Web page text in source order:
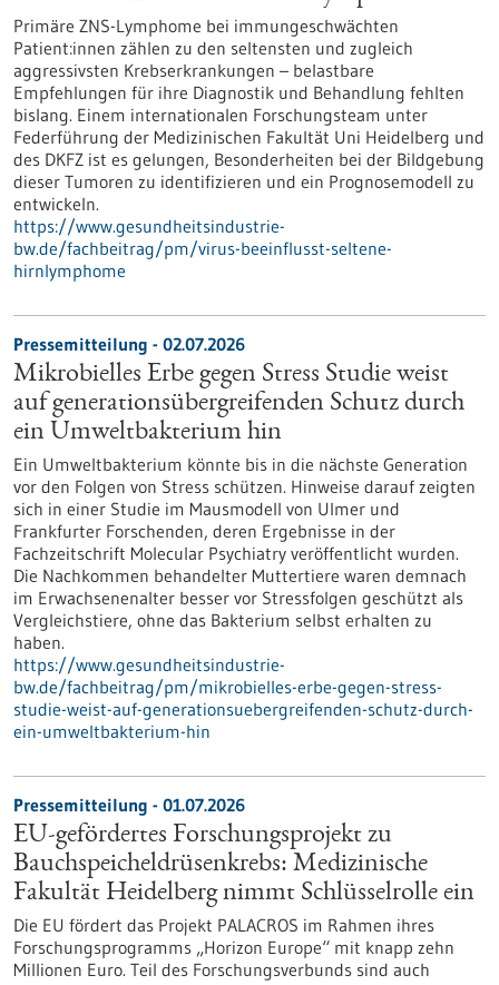
Primäre ZNS-Lymphome bei immungeschwächten
Patient:innen zählen zu den seltensten und zugleich
aggressivsten Krebserkrankungen – belastbare
Empfehlungen für ihre Diagnostik und Behandlung fehlten
bislang. Einem internationalen Forschungsteam unter
Federführung der Medizinischen Fakultät Uni Heidelberg und
des DKFZ ist es gelungen, Besonderheiten bei der Bildgebung
dieser Tumoren zu identifizieren und ein Prognosemodell zu
entwickeln.
https://www.gesundheitsindustrie-
bw.de/fachbeitrag/pm/virus-beeinflusst-seltene-
hirnlymphome
Pressemitteilung - 02.07.2026
Mikrobielles Erbe gegen Stress Studie weist
auf generationsübergreifenden Schutz durch
ein Umweltbakterium hin
Ein Umweltbakterium könnte bis in die nächste Generation
vor den Folgen von Stress schützen. Hinweise darauf zeigten
sich in einer Studie im Mausmodell von Ulmer und
Frankfurter Forschenden, deren Ergebnisse in der
Fachzeitschrift Molecular Psychiatry veröffentlicht wurden.
Die Nachkommen behandelter Muttertiere waren demnach
im Erwachsenenalter besser vor Stressfolgen geschützt als
Vergleichstiere, ohne das Bakterium selbst erhalten zu
haben.
https://www.gesundheitsindustrie-
bw.de/fachbeitrag/pm/mikrobielles-erbe-gegen-stress-
studie-weist-auf-generationsuebergreifenden-schutz-durch-
ein-umweltbakterium-hin
Pressemitteilung - 01.07.2026
EU-gefördertes Forschungsprojekt zu
Bauchspeicheldrüsenkrebs: Medizinische
Fakultät Heidelberg nimmt Schlüsselrolle ein
Die EU fördert das Projekt PALACROS im Rahmen ihres
Forschungsprogramms „Horizon Europe“ mit knapp zehn
Millionen Euro. Teil des Forschungsverbunds sind auch